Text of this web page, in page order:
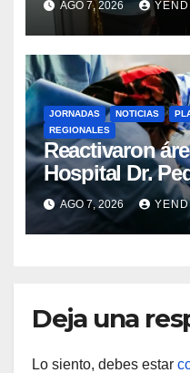
Rincón
AGO 7, 2026
JORNADAS NOTICIAS
REGIONALES
Reactivaron
Hospital Dr.
Guárico
AGO 7, 2026
Deja una
Lo siento, debes estar